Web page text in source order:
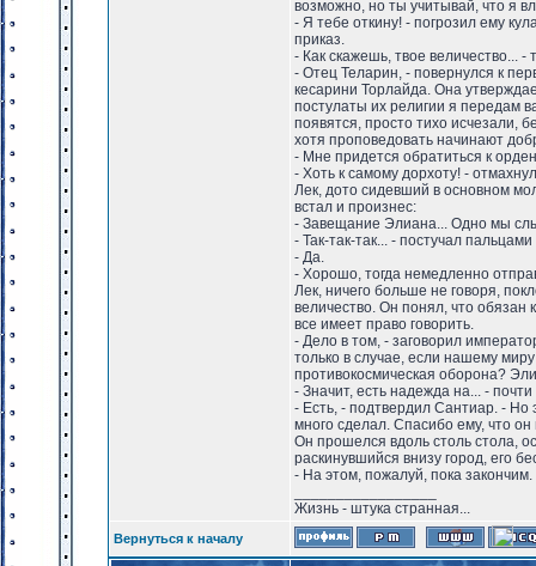
возможно, но ты учитывай, что я
- Я тебе откину! - погрозил ему
приказ.
- Как скажешь, твое величество...
- Отец Теларин, - повернулся к
кесарини Торлайда. Она
постулаты их религии я передам
появятся, просто тихо исчезали,
хотя проповедовать начинают
- Мне придется обратиться к
- Хоть к самому дорхоту! -
Лек, дото сидевший в основном
встал и произнес:
- Завещание Элиана... Одно мы
- Так-так-так... - постучал
- Да.
- Хорошо, тогда немедленно
Лек, ничего больше не говоря,
величество. Он понял, что обязан
все имеет право говорить.
- Дело в том, - заговорил
только в случае, если нашему
противокосмическая оборона?
- Значит, есть надежда на... -
- Есть, - подтвердил Сантиар. - Но
много сделал. Спасибо ему, что
Он прошелся вдоль столь стола,
раскинувшийся внизу город, его
- На этом, пожалуй, пока
Жизнь - штука странная...
Вернуться к началу